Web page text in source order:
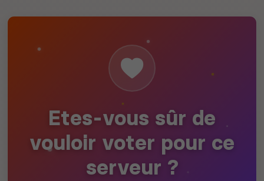
Etes-vous sûr de
vouloir voter pour ce
serveur ?